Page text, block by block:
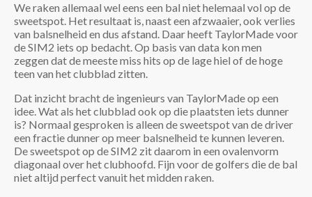
We raken allemaal wel eens een bal niet helemaal vol op de
sweetspot. Het resultaat is, naast een afzwaaier, ook verlies
van balsnelheid en dus afstand. Daar heeft TaylorMade voor
de SIM2 iets op bedacht. Op basis van data kon men
zeggen dat de meeste miss hits op de lage hiel of de hoge
teen van het clubblad zitten.
Dat inzicht bracht de ingenieurs van TaylorMade op een
idee. Wat als het clubblad ook op die plaatsten iets dunner
is? Normaal gesproken is alleen de sweetspot van de driver
een fractie dunner op meer balsnelheid te kunnen leveren.
De sweetspot op de SIM2 zit daarom in een ovalenvorm
diagonaal over het clubhoofd. Fijn voor de golfers die de bal
niet altijd perfect vanuit het midden raken.